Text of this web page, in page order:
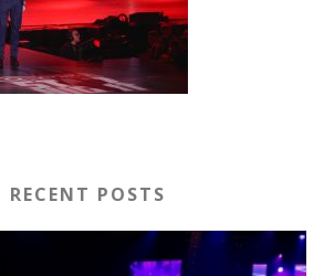
RECENT POSTS